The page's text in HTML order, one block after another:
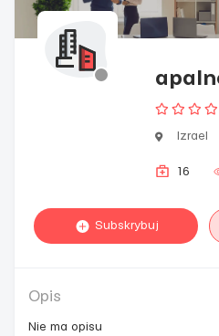
Izrael
16
Subskrybuj
Opis
Nie ma opisu